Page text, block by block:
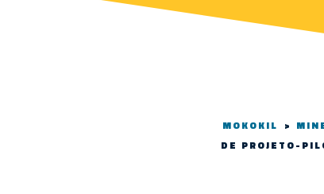
MOKOKIL >
DE PROJETO-